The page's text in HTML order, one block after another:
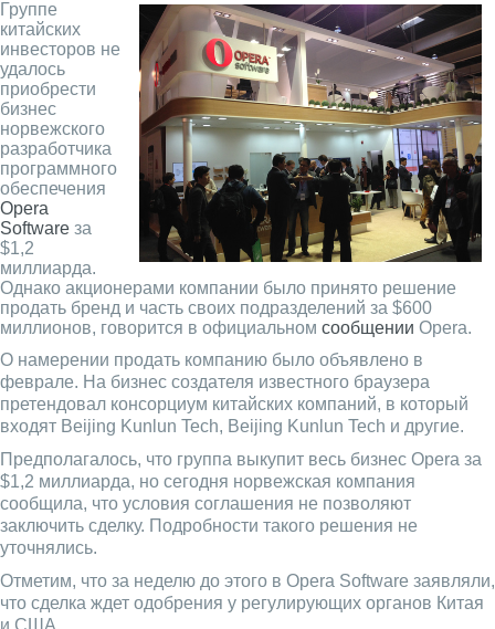
Группе
китайских
инвесторов не
удалось
приобрести
бизнес
норвежского
разработчика
программного
обеспечения
Opera
Software за
$1,2
миллиарда.
Однако акционерами компании было принято решение
продать бренд и часть своих подразделений за $600
миллионов, говорится в официальном сообщении Opera.
О намерении продать компанию было объявлено в
феврале. На бизнес создателя известного браузера
претендовал консорциум китайских компаний, в который
входят Beijing Kunlun Tech, Beijing Kunlun Tech и другие.
Предполагалось, что группа выкупит весь бизнес Opera за
$1,2 миллиарда, но сегодня норвежская компания
сообщила, что условия соглашения не позволяют
заключить сделку. Подробности такого решения не
уточнялись.
Отметим, что за неделю до этого в Opera Software заявляли,
что сделка ждет одобрения у регулирующих органов Китая
и США.